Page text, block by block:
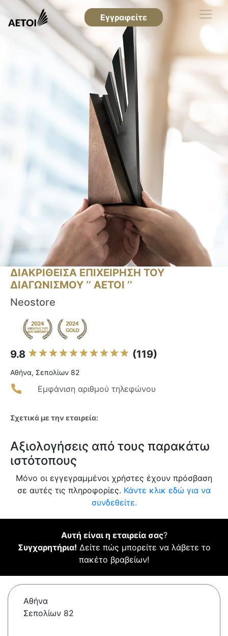
Εγγραφείτε
ΔΙΑΚΡΙΘΕΙΣΑ ΕΠΙΧΕΙΡΗΣΗ ΤΟΥ
ΔΙΑΓΩΝΙΣΜΟΥ ‘’ ΑΕΤΟΙ ‘’
Neostore
9.8 (119)
Αθήνα, Σεπολίων 82
Εμφάνιση αριθμού τηλεφώνου
Σχετικά με την εταιρεία:
Αξιολογήσεις από τους παρακάτω
ιστότοπους
Μόνο οι εγγεγραμμένοι χρήστες έχουν πρόσβαση
σε αυτές τις πληροφορίες. Κάντε κλικ εδώ για να
συνδεθείτε.
Αυτή είναι η εταιρεία σας?
Συγχαρητήρια! Δείτε πώς μπορείτε να λάβετε το
πακέτο βραβείων!
Αθήνα
Σεπολίων 82